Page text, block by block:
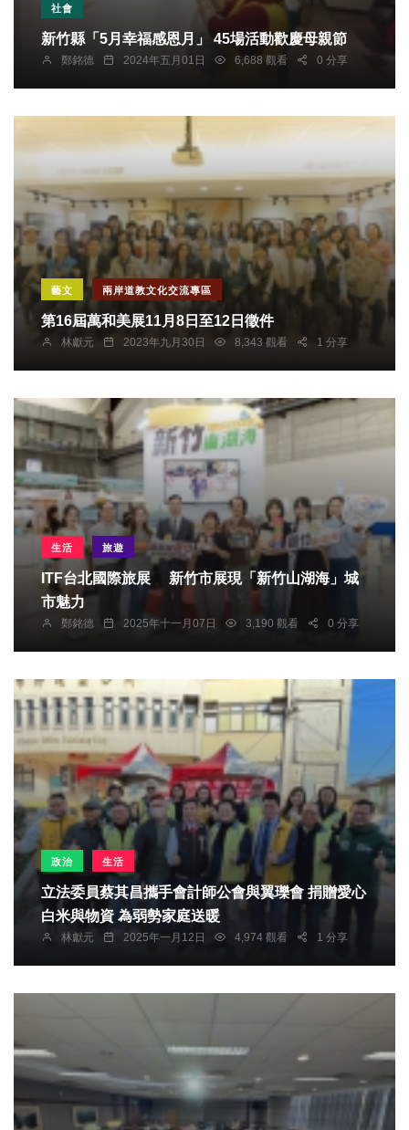
社會
新竹縣「5月幸福感恩月」 45場活動歡慶母親節
鄭銘德 2024年五月01日 6,688 觀看 0 分享
藝文 兩岸道教文化交流專區
第16屆萬和美展11月8日至12日徵件
林獻元 2023年九月30日 8,343 觀看 1 分享
生活 旅遊
ITF台北國際旅展 新竹市展現「新竹山湖海」城
市魅力
鄭銘德 2025年十一月07日 3,190 觀看 0 分享
政治 生活
立法委員蔡其昌攜手會計師公會與翼瓅會 捐贈愛心
白米與物資 為弱勢家庭送暖
林獻元 2025年一月12日 4,974 觀看 1 分享